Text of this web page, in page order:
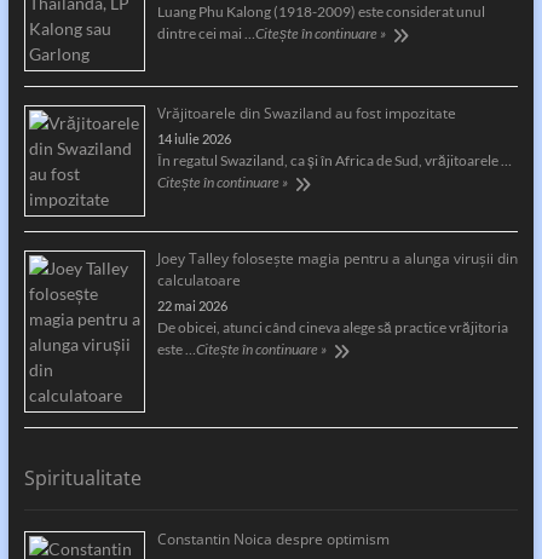
Luang Phu Kalong (1918-2009) este considerat unul
dintre cei mai …Citește în continuare »
Vrăjitoarele din Swaziland au fost impozitate
14 iulie 2026
În regatul Swaziland, ca și în Africa de Sud, vrăjitoarele …
Citește în continuare »
Joey Talley foloseşte magia pentru a alunga viruşii din
calculatoare
22 mai 2026
De obicei, atunci când cineva alege să practice vrăjitoria
este …Citește în continuare »
Spiritualitate
Constantin Noica despre optimism